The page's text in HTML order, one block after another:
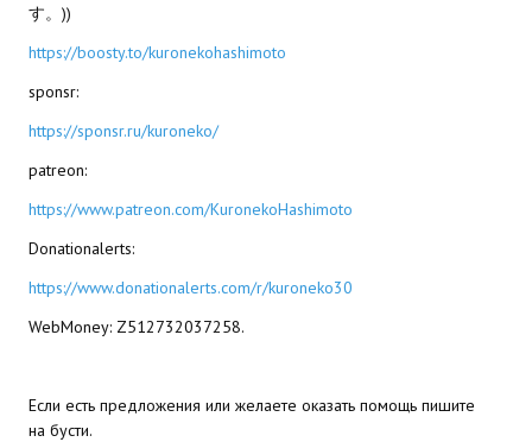
Mass Effect 3
Моды
Dragon Age 2
Dragon Age: Inquisition
Kingdoms of Amalur: Reckoning
す。))
https://boosty.to/kuronekohashimoto
sponsr:
https://sponsr.ru/kuroneko/
patreon:
https://www.patreon.com/KuronekoHashimoto
Donationalerts:
https://www.donationalerts.com/r/kuroneko30
WebMoney: Z512732037258.
Если есть предложения или желаете оказать помощь пишите
на бусти.